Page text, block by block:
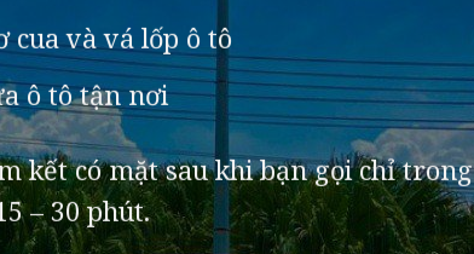
cua và vá lốp ô tô
ô tô tận nơi
kết có mặt sau khi bạn gọi chỉ trong
– 30 phút.